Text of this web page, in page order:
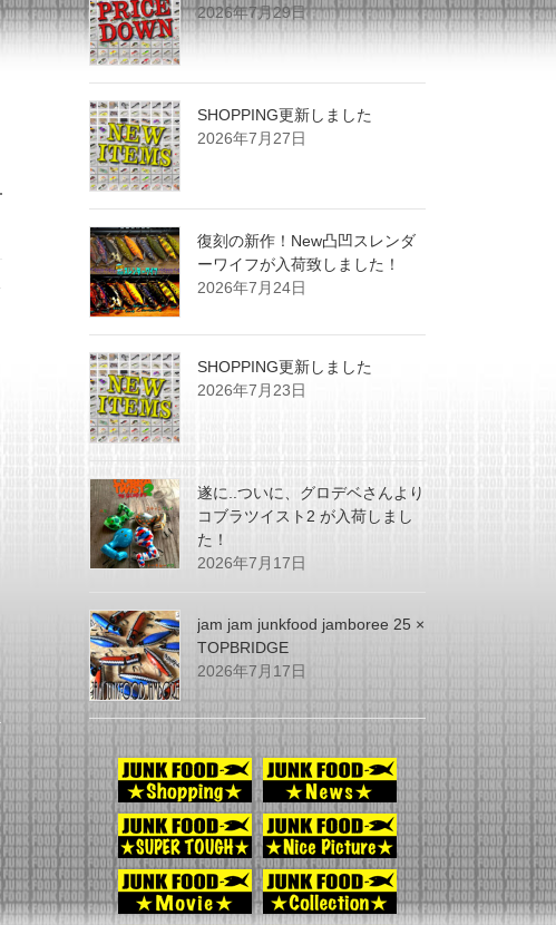
2026年7月29日
SHOPPING更新しました
2026年7月27日
復刻の新作！New凸凹スレンダ
ーワイフが入荷致しました！
2026年7月24日
SHOPPING更新しました
2026年7月23日
遂に..ついに、グロデベさんより
コブラツイスト2 が入荷しまし
た！
2026年7月17日
jam jam junkfood jamboree 25 ×
TOPBRIDGE
2026年7月17日